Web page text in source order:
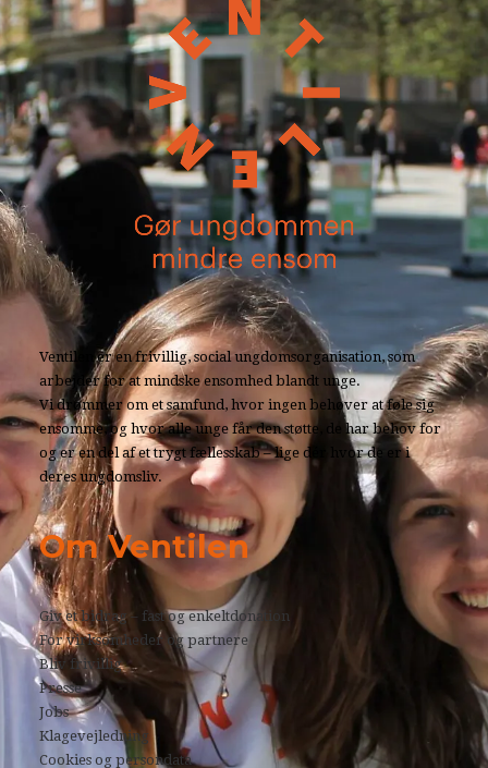
Ventilen er en frivillig, social ungdomsorganisation, som
arbejder for at mindske ensomhed blandt unge.
Vi drømmer om et samfund, hvor ingen behøver at føle sig
ensomme, og hvor alle unge får den støtte, de har behov for
og er en del af et trygt fællesskab – lige dér hvor de er i
deres ungdomsliv.
Om Ventilen
Giv et bidrag – fast og enkeltdonation
For virksomheder og partnere
Bliv frivillig
Presse
Jobs
Klagevejledning
Cookies og persondata